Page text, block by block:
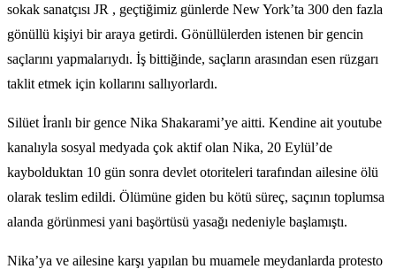
sokak sanatçısı JR , geçtiğimiz günlerde New York’ta 300 den fazla
gönüllü kişiyi bir araya getirdi. Gönüllülerden istenen bir gencin
saçlarını yapmalarıydı. İş bittiğinde, saçların arasından esen rüzgarı
taklit etmek için kollarını sallıyorlardı.
Silüet İranlı bir gence Nika Shakarami’ye aitti. Kendine ait youtube
kanalıyla sosyal medyada çok aktif olan Nika, 20 Eylül’de
kaybolduktan 10 gün sonra devlet otoriteleri tarafından ailesine ölü
olarak teslim edildi. Ölümüne giden bu kötü süreç, saçının toplumsa
alanda görünmesi yani başörtüsü yasağı nedeniyle başlamıştı.
Nika’ya ve ailesine karşı yapılan bu muamele meydanlarda protesto